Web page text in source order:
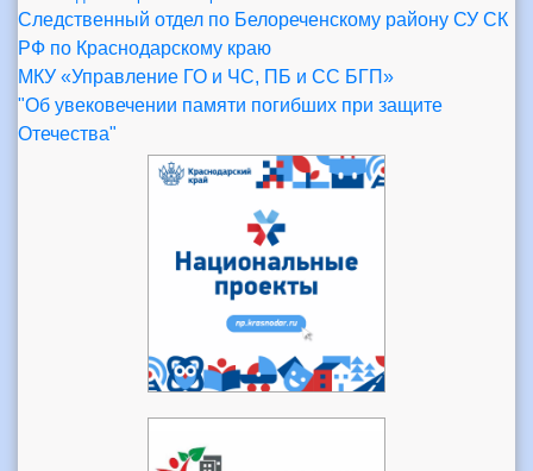
Следственный отдел по Белореченскому району СУ СК
РФ по Краснодарскому краю
МКУ «Управление ГО и ЧС, ПБ и СС БГП»
"Об увековечении памяти погибших при защите
Отечества"